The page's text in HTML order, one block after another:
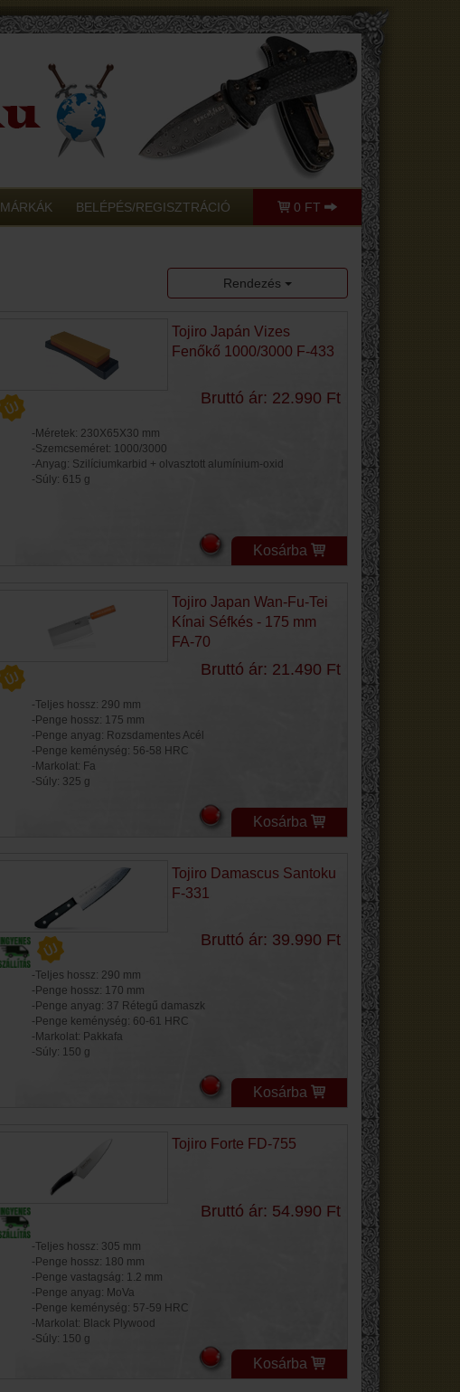
MÁRKÁK BELÉPÉS/REGISZTRÁCIÓ 0 FT
Rendezés
Tojiro Japán Vizes
Fenőkő 1000/3000 F-433
Bruttó ár: 22.990 Ft
-Méretek: 230X65X30 mm
-Szemcseméret: 1000/3000
-Anyag: Szilíciumkarbid + olvasztott alumínium-oxid
-Súly: 615 g
Kosárba
Tojiro Japan Wan-Fu-Tei
Kínai Séfkés - 175 mm
FA-70
Bruttó ár: 21.490 Ft
-Teljes hossz: 290 mm
-Penge hossz: 175 mm
-Penge anyag: Rozsdamentes Acél
-Penge keménység: 56-58 HRC
-Markolat: Fa
-Súly: 325 g
Kosárba
Tojiro Damascus Santoku
F-331
Bruttó ár: 39.990 Ft
-Teljes hossz: 290 mm
-Penge hossz: 170 mm
-Penge anyag: 37 Rétegű damaszk
-Penge keménység: 60-61 HRC
-Markolat: Pakkafa
-Súly: 150 g
Kosárba
Tojiro Forte FD-755
Bruttó ár: 54.990 Ft
-Teljes hossz: 305 mm
-Penge hossz: 180 mm
-Penge vastagság: 1.2 mm
-Penge anyag: MoVa
-Penge keménység: 57-59 HRC
-Markolat: Black Plywood
-Súly: 150 g
Kosárba